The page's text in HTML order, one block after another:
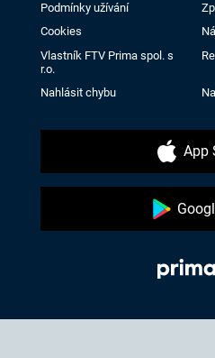
Podmínky užívání
Cookies
Vlastník FTV Prima spol. s
r.o.
Nahlásit chybu
App